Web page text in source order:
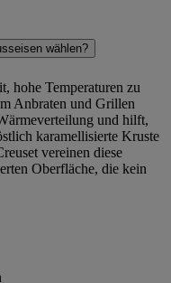
wählen?
hohe Temperaturen zu
Anbraten und Grillen
und hilft,
karamellisierte Kruste
vereinen diese
Oberfläche, die kein